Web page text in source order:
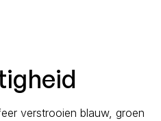
verstrooien blauw, groen